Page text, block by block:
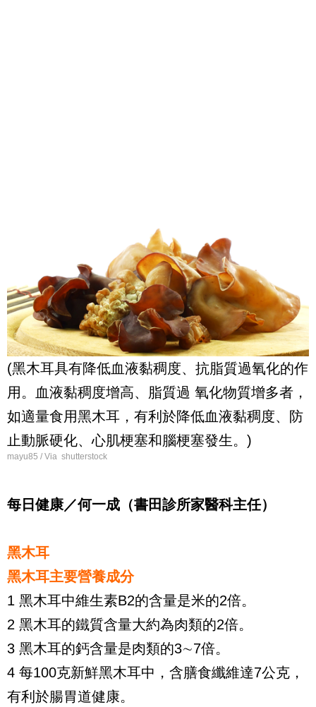
(黑木耳具有降低血液黏稠度、抗脂質過氧化的作
用。血液黏稠度增高、脂質過 氧化物質增多者，
如適量食用黑木耳，有利於降低血液黏稠度、防
止動脈硬化、心肌梗塞和腦梗塞發生。)
mayu85 / Via shutterstock
每日健康／何一成（書田診所家醫科主任）
黑木耳
黑木耳主要營養成分
1 黑木耳中維生素B2的含量是米的2倍。
2 黑木耳的鐵質含量大約為肉類的2倍。
3 黑木耳的鈣含量是肉類的3∼7倍。
4 每100克新鮮黑木耳中，含膳食纖維達7公克，
有利於腸胃道健康。